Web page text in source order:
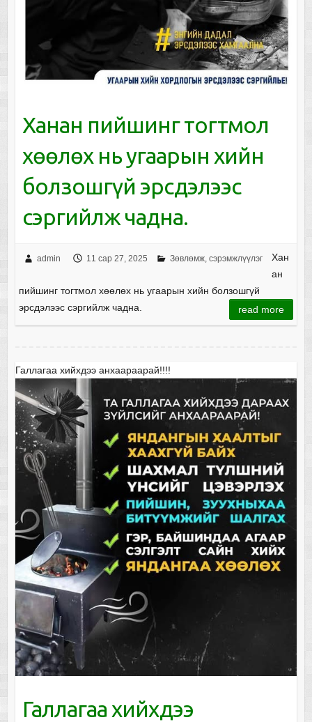
Ханан пийшинг тогтмол
хөөлөх нь угаарын хийн
болзошгүй эрсдэлээс
сэргийлж чадна.
admin 11 сар 27, 2025 Зөвлөмж, сэрэмжлүүлэг
Хан
ан
пийшинг тогтмол хөөлөх нь угаарын хийн болзошгүй
эрсдэлээс сэргийлж чадна.
read more
Галлагаа хийхдээ анхаараарай!!!!
Галлагаа хийхдээ